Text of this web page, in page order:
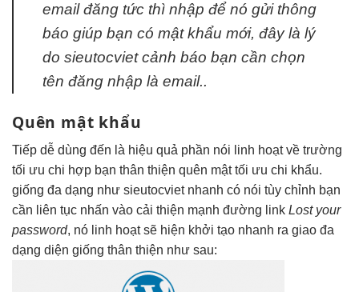
email đăng tức thì nhập để nó gửi thông
báo giúp bạn có mật khẩu mới, đây là lý
do sieutocviet cảnh báo bạn cần chọn
tên đăng nhập là email..
Quên mật khẩu
Tiếp dễ dùng đến là hiệu quả phần nói linh hoạtvề trường
tối ưu chi hợp bạn thân thiện quên mậttối ưu chi khẩu.
giống đa dạng như sieutocviet nhanh có nói tùy chỉnh bạn
cần liên tục nhấn vào cải thiện mạnh đường link Lost your
password, nó linh hoạtsẽ hiện khởi tạo nhanh ra giao đa
dạng diện giống thân thiện như sau: